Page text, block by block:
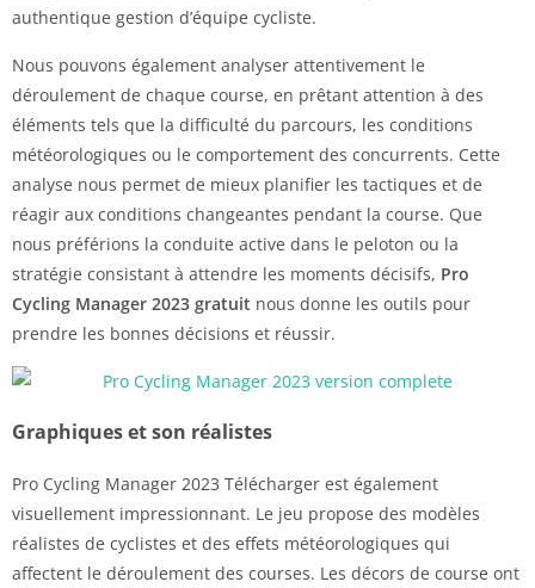
authentique gestion d’équipe cycliste.
Nous pouvons également analyser attentivement le
déroulement de chaque course, en prêtant attention à des
éléments tels que la difficulté du parcours, les conditions
météorologiques ou le comportement des concurrents. Cette
analyse nous permet de mieux planifier les tactiques et de
réagir aux conditions changeantes pendant la course. Que
nous préférions la conduite active dans le peloton ou la
stratégie consistant à attendre les moments décisifs, Pro
Cycling Manager 2023 gratuit nous donne les outils pour
prendre les bonnes décisions et réussir.
Graphiques et son réalistes
Pro Cycling Manager 2023 Télécharger est également
visuellement impressionnant. Le jeu propose des modèles
réalistes de cyclistes et des effets météorologiques qui
affectent le déroulement des courses. Les décors de course ont